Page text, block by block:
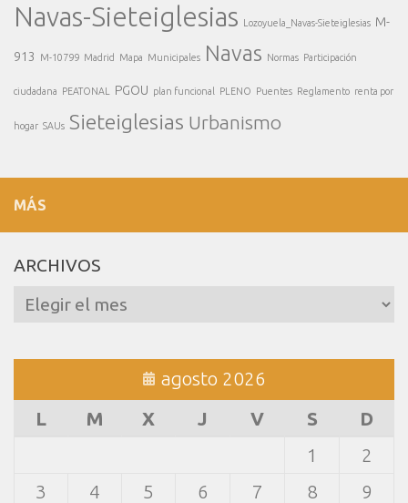
Navas-Sieteiglesias Lozoyuela_Navas-Sieteiglesias M-
913 M-10799 Madrid Mapa Municipales Navas Normas Participación
ciudadana PEATONAL PGOU plan funcional PLENO Puentes Reglamento renta por
hogar SAUs Sieteiglesias Urbanismo
MÁS
ARCHIVOS
Archivos
agosto 2026
L
M X J V S
D
1
2
3
4 5 6 7 8
9